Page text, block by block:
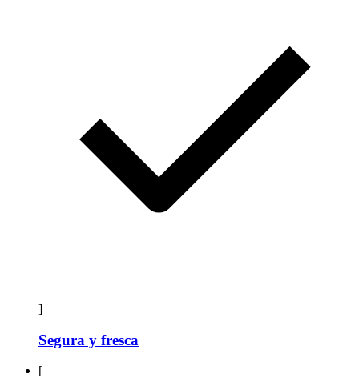
]
Segura y fresca
[